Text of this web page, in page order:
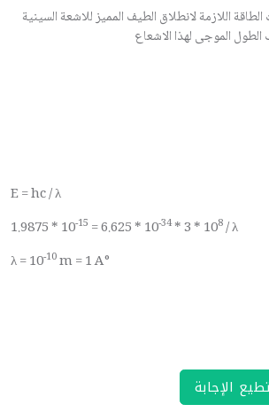
اللازمة لانطلاق الطيف المميز للاشعة السينية
E = hc / λ
1.9875 * 10-15 = 6.625 * 10-34* 3 * 108/ λ
λ = 10-10m = 1 A°
الإجابة